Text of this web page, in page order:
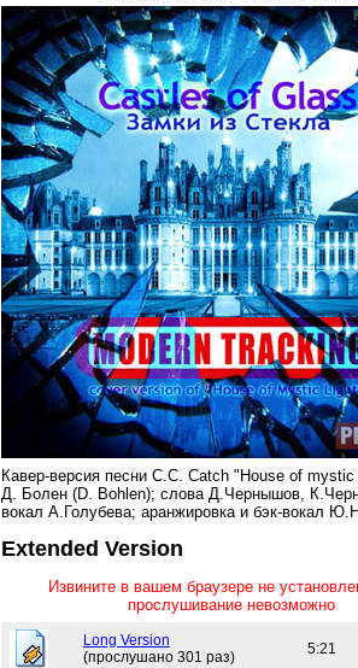
Кавер-версия песни C.C. Catch "House of
Д. Болен (D. Bohlen); слова Д.Чернышов,
вокал А.Голубева; аранжировка и бэк-вокал
Extended Version
Извините в вашем браузере не
прослушивание невозможно
Long Version
(прослушано 301 раз)
5:21